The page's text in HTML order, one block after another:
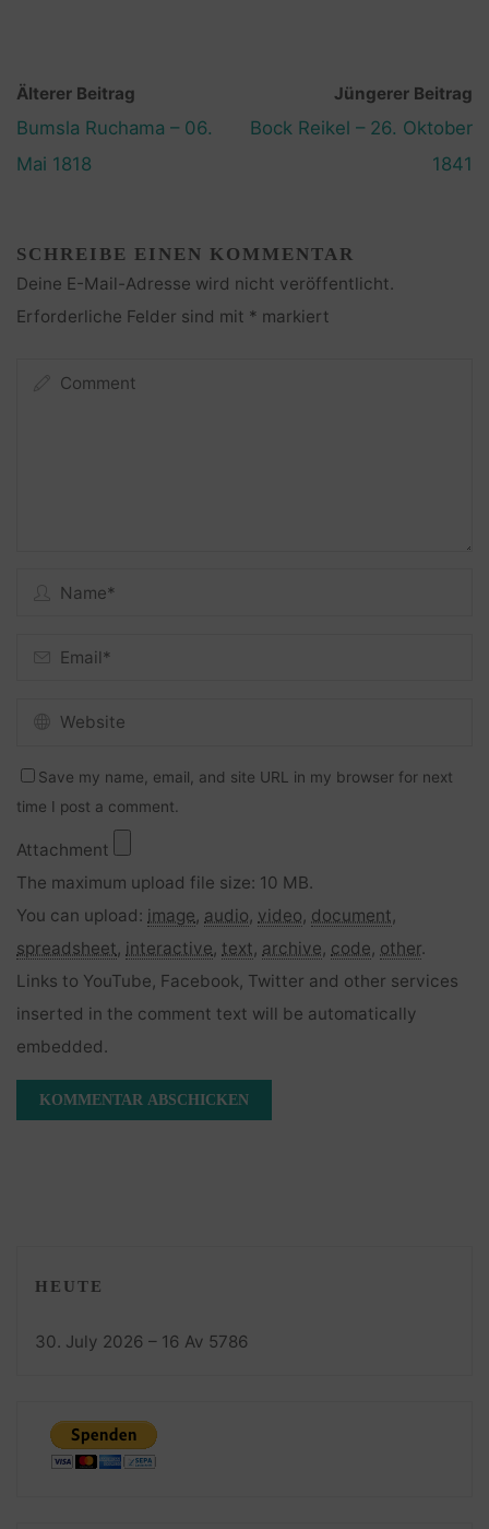
Älterer Beitrag
Bumsla Ruchama – 06.
Mai 1818
Jüngerer Beitrag
Bock Reikel – 26. Oktober
1841
SCHREIBE EINEN KOMMENTAR
Deine E-Mail-Adresse wird nicht veröffentlicht.
Erforderliche Felder sind mit * markiert
Save my name, email, and site URL in my browser for next
time I post a comment.
Attachment
The maximum upload file size: 10 MB.
You can upload: image, audio, video, document,
spreadsheet, interactive, text, archive, code, other.
Links to YouTube, Facebook, Twitter and other services
inserted in the comment text will be automatically
embedded.
HEUTE
30. July 2026 – 16 Av 5786